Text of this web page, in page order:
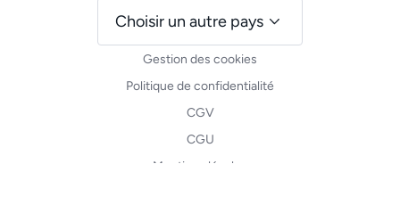
Gestion des cookies
Politique de confidentialité
CGV
CGU
Mentions légales
Choisir un autre pays